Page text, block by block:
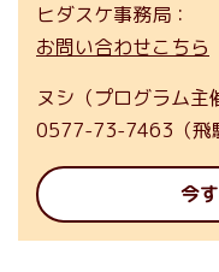
ヒダスケ事務局
お問い合わせこちら
ヌシ（プログラム主
0577-73-7463（飛
今